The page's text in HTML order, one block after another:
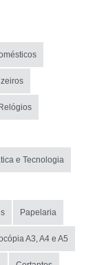
e Tecnologia
Papelaria
A3, A4 e A5